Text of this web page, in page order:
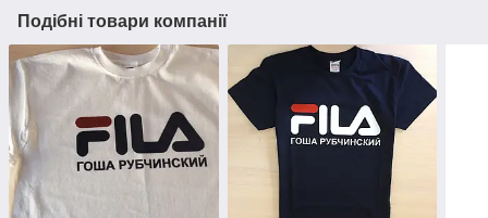
Подібні товари компанії